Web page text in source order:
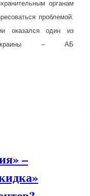
органам
проблемой.
оказался один из
Украины – АБ
–